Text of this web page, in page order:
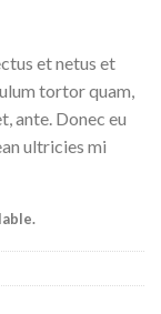
et netus et
tortor quam,
ante. Donec eu
ultricies mi